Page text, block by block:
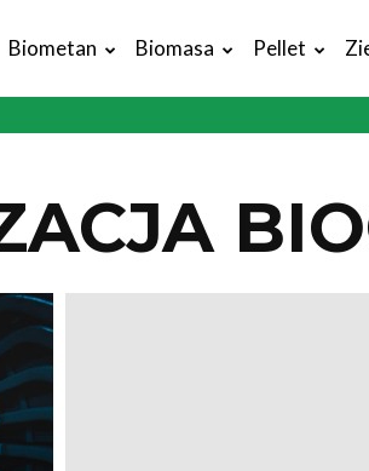
Biometan Biomasa Pellet